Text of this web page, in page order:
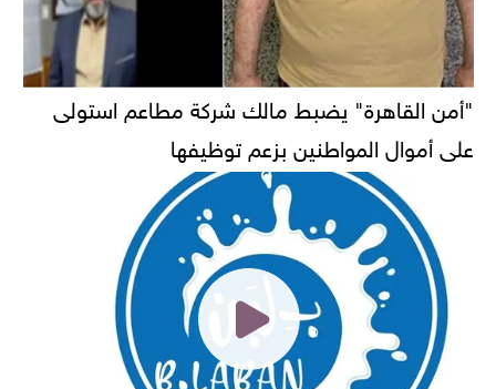
"أمن القاهرة" يضبط مالك شركة مطاعم استولى
على أموال المواطنين بزعم توظيفها